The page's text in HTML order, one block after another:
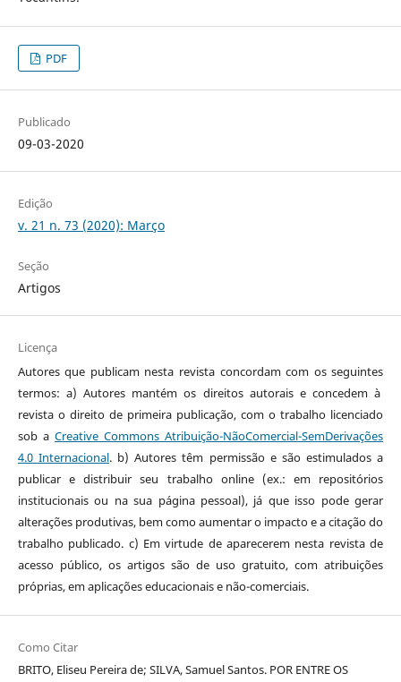
PDF
Publicado
09-03-2020
Edição
v. 21 n. 73 (2020): Março
Seção
Artigos
Licença
Autores que publicam nesta revista concordam com os seguintes
termos: a) Autores mantém os direitos autorais e concedem à
revista o direito de primeira publicação, com o trabalho licenciado
sob a Creative Commons Atribuição-NãoComercial-SemDerivações
4.0 Internacional. b) Autores têm permissão e são estimulados a
publicar e distribuir seu trabalho online (ex.: em repositórios
institucionais ou na sua página pessoal), já que isso pode gerar
alterações produtivas, bem como aumentar o impacto e a citação do
trabalho publicado. c) Em virtude de aparecerem nesta revista de
acesso público, os artigos são de uso gratuito, com atribuições
próprias, em aplicações educacionais e não-comerciais.
Como Citar
BRITO, Eliseu Pereira de; SILVA, Samuel Santos. POR ENTRE OS